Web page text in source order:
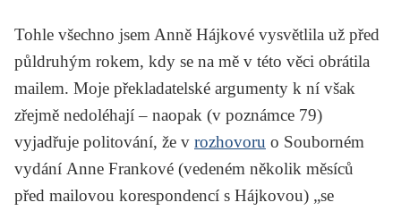
Tohle všechno jsem Anně Hájkové vysvětlila už před
půldruhým rokem, kdy se na mě v této věci obrátila
mailem. Moje překladatelské argumenty k ní však
zřejmě nedoléhají – naopak (v poznámce 79)
vyjadřuje politování, že v rozhovoru o Souborném
vydání Anne Frankové (vedeném několik měsíců
před mailovou korespondencí s Hájkovou) „se